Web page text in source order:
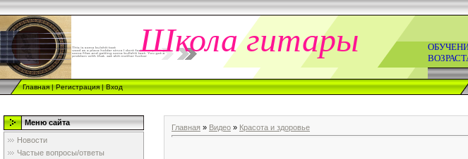
Школа гитары
Главная|Регистрация|Вход
Меню сайта
Новости
Частые вопросы/ответы
Главная » Видео » Красота и здоровье